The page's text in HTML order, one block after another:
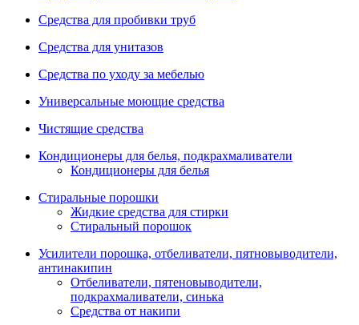
Средства для пробивки труб
Средства для унитазов
Средства по уходу за мебелью
Универсальные моющие средства
Чистящие средства
Кондиционеры для белья, подкрахмаливатели
Кондиционеры для белья
Стиральные порошки
Жидкие средства для стирки
Стиральный порошок
Усилители порошка, отбеливатели, пятновыводители,
антинакипин
Отбеливатели, пятеновыводители,
подкрахмаливатели, синька
Средства от накипи